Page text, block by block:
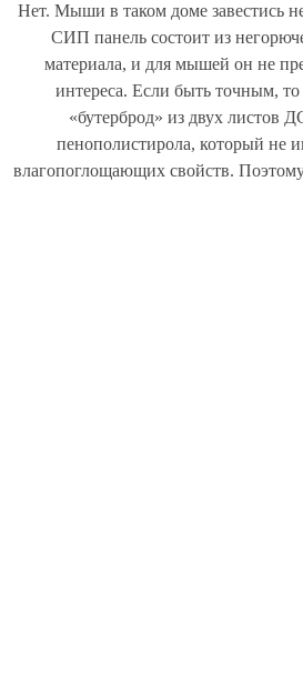
Нет. Мыши в таком доме завестись
СИП панель состоит из
материала, и для мышей он не
интереса. Если быть точным,
«бутерброд» из двух листов
пенополистирола, который не
влагопоглощающих свойств.